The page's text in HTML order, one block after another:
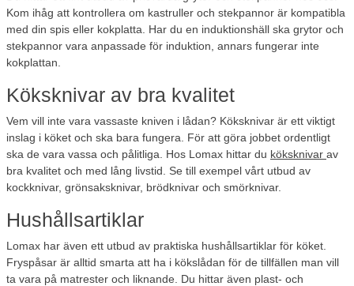
Kom ihåg att kontrollera om kastruller och stekpannor är kompatibla
med din spis eller kokplatta. Har du en induktionshäll ska grytor och
stekpannor vara anpassade för induktion, annars fungerar inte
kokplattan.
Köksknivar av bra kvalitet
Vem vill inte vara vassaste kniven i lådan? Köksknivar är ett viktigt
inslag i köket och ska bara fungera. För att göra jobbet ordentligt
ska de vara vassa och pålitliga. Hos Lomax hittar du köksknivar av
bra kvalitet och med lång livstid. Se till exempel vårt utbud av
kockknivar, grönsaksknivar, brödknivar och smörknivar.
Hushållsartiklar
Lomax har även ett utbud av praktiska hushållsartiklar för köket.
Fryspåsar är alltid smarta att ha i kökslådan för de tillfällen man vill
ta vara på matrester och liknande. Du hittar även plast- och